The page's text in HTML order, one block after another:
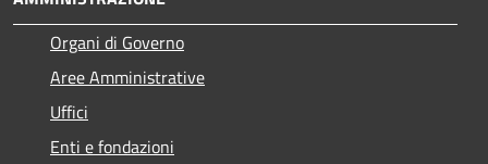
Organi di Governo
Aree Amministrative
Uffici
Enti e fondazioni